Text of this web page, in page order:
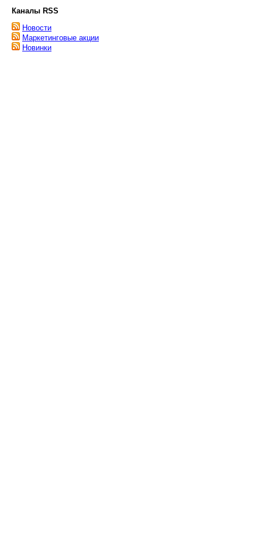
Каналы RSS
Новости
Маркетинговые акции
Новинки